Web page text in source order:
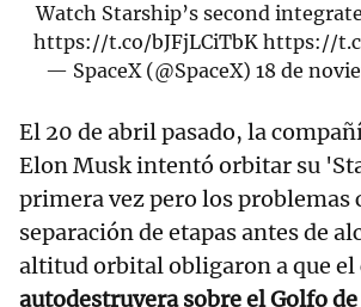
Watch Starship’s second
https://t.co/bJFjLCiTbK https://
— SpaceX (@SpaceX) 18 de
El 20 de abril pasado, la
Elon Musk intentó orbitar su
primera vez pero los problemas
separación de etapas antes de
altitud orbital obligaron a que el
autodestruyera sobre el Golfo